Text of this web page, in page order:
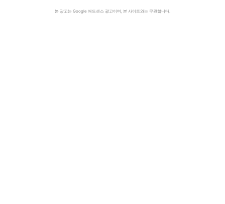
본 광고는 Google 애드센스 광고이며, 본 사이트와는 무관합니다.